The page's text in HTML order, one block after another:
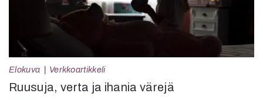
Elokuva Verkkoartikkeli
Ruusuja, verta ja ihania värejä